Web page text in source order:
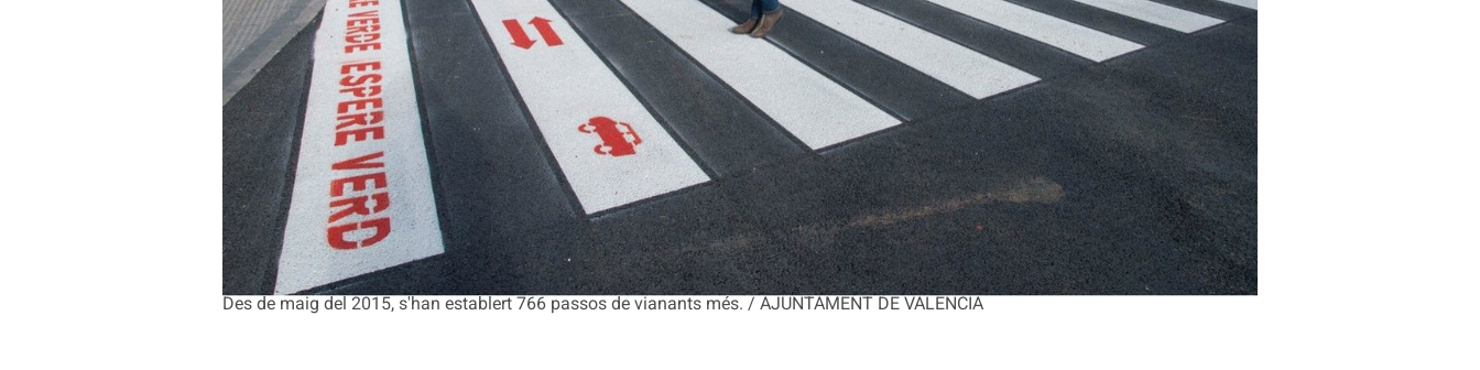
Des de maig del 2015, s'han establert 766 passos de vianants més. / AJUNTAMENT DE VALÈNCIA